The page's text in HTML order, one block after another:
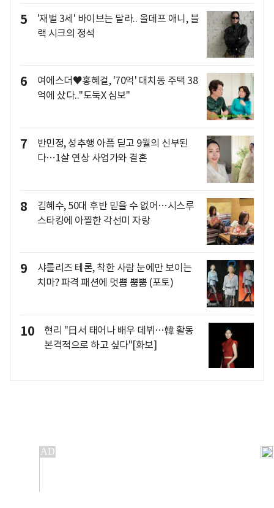
5
'재벌 3세' 바이브는 달라.. 올데프 애니, 블
랙 시크의 정석
6
여에스더♥홍혜걸, '70억' 대치동 주택 38
억에 샀다.."도둑X 심보"
7
반민정, 성추행 아픔 딛고 9월의 신부된
다…1살 연상 사업가와 결혼
8
김혜수, 50대 후반 믿을 수 없어…시스루
스타킹에 아찔한 각선미 자랑
9
샤를리즈 테론, 착한 사람 눈에만 보이는
치마? 파격 패션에 멋쁨 뿜뿜 (포토)
10
현리 "日서 태어나 배우 데뷔…韓 활동
본격적으로 하고 싶다"[화보]